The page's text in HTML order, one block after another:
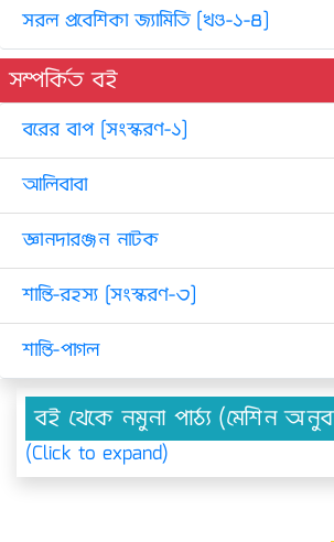
সরল প্রবেশিকা জ্যামিতি [খণ্ড-১-৪]
সম্পর্কিত বই
বরের বাপ [সংস্করণ-১]
আলিবাবা
জ্ঞানদারঞ্জন নাটক
শান্তি-রহস্য [সংস্করণ-৩]
শান্তি-পাগল
বই থেকে নমুনা পাঠ্য (মেশিন
(Click to expand)